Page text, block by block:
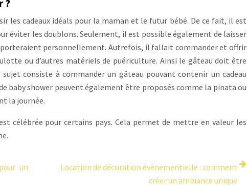
?
les cadeaux idéals pour la maman et le futur bébé. De ce fait, il est
éviter les doublons. Seulement, il est possible également de laisser
personnellement. Autrefois, il fallait commander et offrir
ou d’autres matériels de puériculture. Ainsi le gâteau doit être
consiste à commander un gâteau pouvant contenir un cadeau
baby shower peuvent également être proposés comme la pinata ou
la journée.
célébrée pour certains pays. Cela permet de mettre en valeur les
un
Location de décoration événementielle : comment
créer un ambiance unique